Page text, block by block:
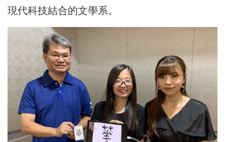
現代科技結合的文學系。